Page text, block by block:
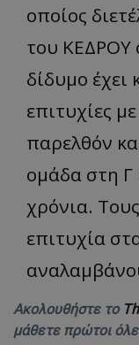
οποίος
του ΚΕΔΡΟΥ
δίδυμο έχει
επιτυχίες
παρελθόν
ομάδα στη Γ
χρόνια.
επιτυχία
Ακολουθήστε το
μάθετε πρώτοι